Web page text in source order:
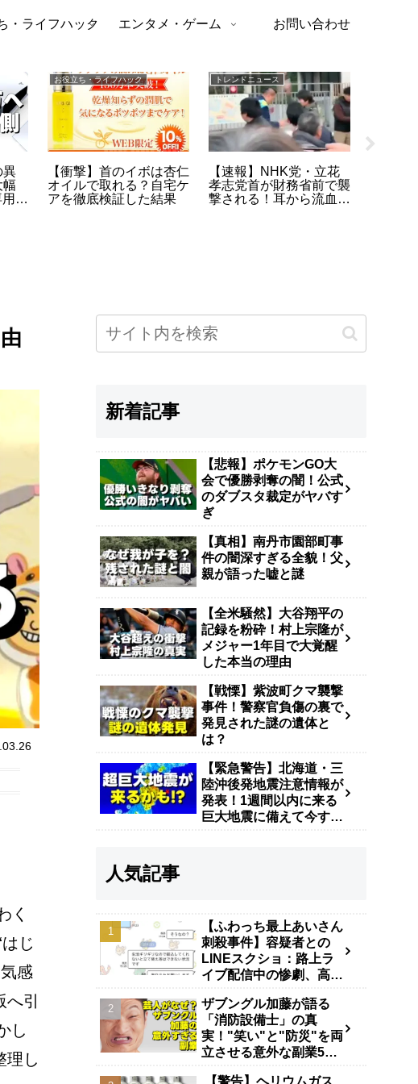
・ライフハック エンタメ・ゲーム お問い合わせ
異
幅
モ
お役立ち・ライフハック
【衝撃】首のイボは杏仁
オイルで取れる？自宅ケ
アを徹底検証した結果
トレンドニュース
【速報】NHK党・立花
孝志党首が財務省前で襲
撃される！耳から流血も
く
じ
感
引
し
理し
新着記事
【悲報】ポケモンGO大
会で優勝剥奪の闇！公式
のダブスタ裁定がヤバす
ぎ
【真相】南丹市園部町事
件の闇深すぎる全貌！父
親が語った嘘と謎
【全米騒然】大谷翔平の
記録を粉砕！村上宗隆が
メジャー1年目で大覚醒
した本当の理由
【戦慄】紫波町クマ襲撃
事件！警察官負傷の裏で
発見された謎の遺体と
は？
【緊急警告】北海道・三
陸沖後発地震注意情報が
発表！1週間以内に来る
巨大地震に備えて今すぐ
人気記事
【ふわっち最上あいさん
刺殺事件】容疑者との
LINEスクショ：路上ラ
イブ配信中の惨劇、高田
ザブングル加藤が語る
「消防設備士」の真
実！"笑い"と"防災"を両
立させる意外な副業5年
【警告】ヘリウムガス